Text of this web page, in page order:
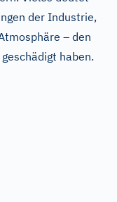
der Industrie,
– den
haben.